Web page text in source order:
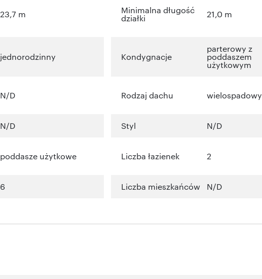
23,7 m Minimalna długość
działki 21,0 m
jednorodzinny Kondygnacje
parterowy z
poddaszem
użytkowym
N/D Rodzaj dachu wielospadowy
N/D Styl N/D
poddasze użytkowe Liczba łazienek 2
6 Liczba mieszkańców N/D